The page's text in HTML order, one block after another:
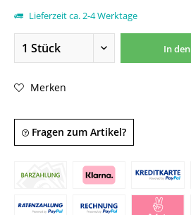
Lieferzeit ca. 2-4 Werktage
In den
Merken
Fragen zum Artikel?